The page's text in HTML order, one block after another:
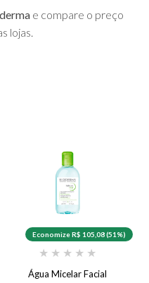
e compare o preço
lojas.
Economize R$ 105,08 (51%)
★ ★ ★ ★ ★
Água Micelar Facial